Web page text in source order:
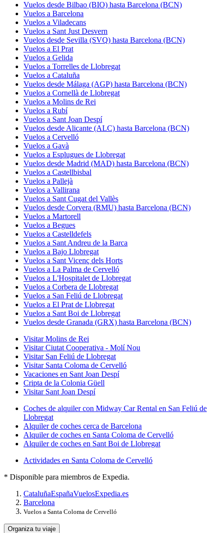
Vuelos desde Bilbao (BIO) hasta Barcelona (BCN)
Vuelos a Barcelona
Vuelos a Viladecans
Vuelos a Sant Just Desvern
Vuelos desde Sevilla (SVQ) hasta Barcelona (BCN)
Vuelos a El Prat
Vuelos a Gelida
Vuelos a Torrelles de Llobregat
Vuelos a Cataluña
Vuelos desde Málaga (AGP) hasta Barcelona (BCN)
Vuelos a Cornellà de Llobregat
Vuelos a Molins de Rei
Vuelos a Rubí
Vuelos a Sant Joan Despí
Vuelos desde Alicante (ALC) hasta Barcelona (BCN)
Vuelos a Cervelló
Vuelos a Gavà
Vuelos a Esplugues de Llobregat
Vuelos desde Madrid (MAD) hasta Barcelona (BCN)
Vuelos a Castellbisbal
Vuelos a Pallejà
Vuelos a Vallirana
Vuelos a Sant Cugat del Vallès
Vuelos desde Corvera (RMU) hasta Barcelona (BCN)
Vuelos a Martorell
Vuelos a Begues
Vuelos a Castelldefels
Vuelos a Sant Andreu de la Barca
Vuelos a Bajo Llobregat
Vuelos a Sant Vicenç dels Horts
Vuelos a La Palma de Cervelló
Vuelos a L'Hospitalet de Llobregat
Vuelos a Corbera de Llobregat
Vuelos a San Feliú de Llobregat
Vuelos a El Prat de Llobregat
Vuelos a Sant Boi de Llobregat
Vuelos desde Granada (GRX) hasta Barcelona (BCN)
Visitar Molins de Rei
Visitar Ciutat Cooperativa - Molí Nou
Visitar San Feliú de Llobregat
Visitar Santa Coloma de Cervelló
Vacaciones en Sant Joan Despí
Cripta de la Colonia Güell
Visitar Sant Joan Despí
Coches de alquiler con Midway Car Rental en San Feliú de
Llobregat
Alquiler de coches cerca de Barcelona
Alquiler de coches en Santa Coloma de Cervelló
Alquiler de coches en Sant Boi de Llobregat
Actividades en Santa Coloma de Cervelló
* Disponible para miembros de Expedia.
CataluñaEspañaVuelosExpedia.es
Barcelona
Vuelos a Santa Coloma de Cervelló
Organiza tu viaje